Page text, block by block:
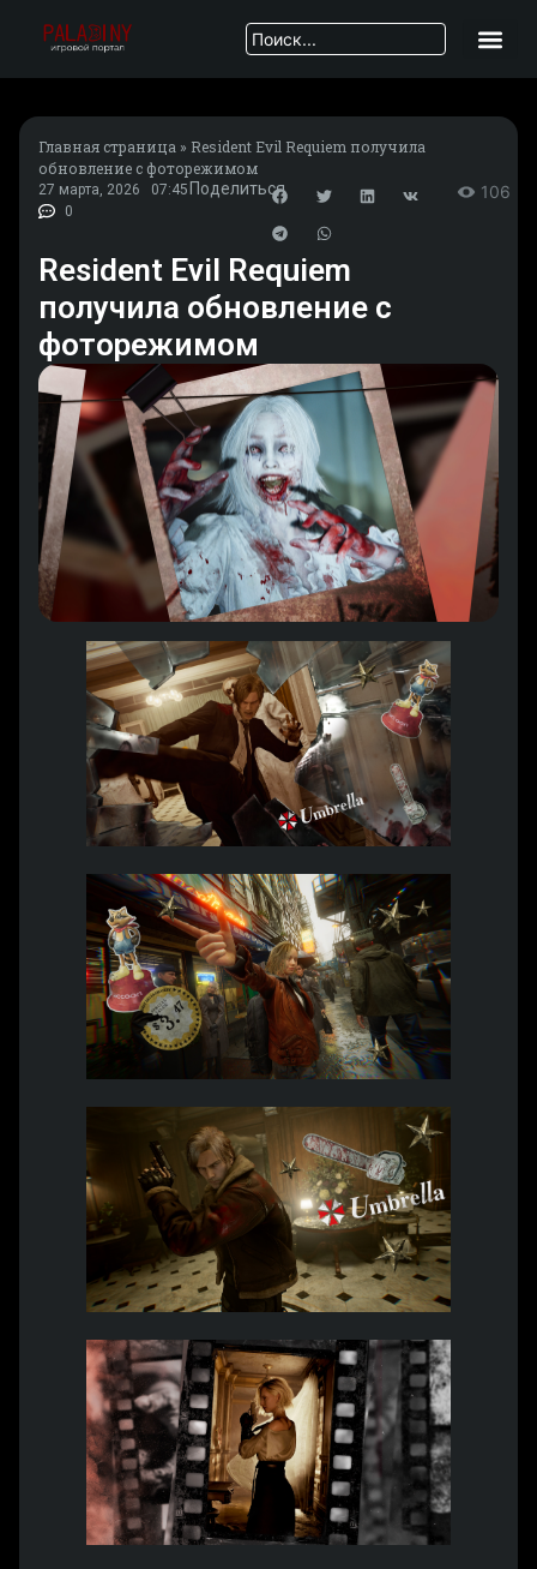
Главная страница » Resident Evil Requiem получила
обновление с фоторежимом
27 марта, 2026
07:45
0
Поделиться 106
Resident Evil Requiem
получила обновление с
фоторежимом